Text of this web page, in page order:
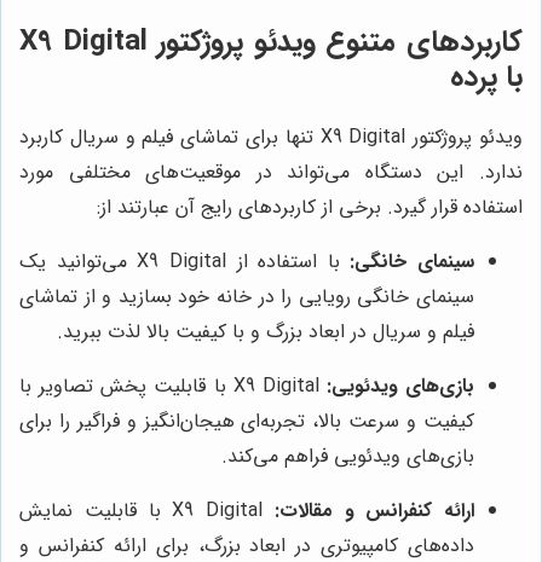
کاربردهای متنوع ویدئو پروژکتور X9 Digital
با پرده
ویدئو پروژکتور X9 Digital تنها برای تماشای فیلم و سریال کاربرد
ندارد. این دستگاه می‌تواند در موقعیت‌های مختلفی مورد
استفاده قرار گیرد. برخی از کاربردهای رایج آن عبارتند از:
سینمای خانگی:
با استفاده از X9 Digital می‌توانید یک
سینمای خانگی رویایی را در خانه خود بسازید و از تماشای
فیلم و سریال در ابعاد بزرگ و با کیفیت بالا لذت ببرید.
بازی‌های ویدئویی:
X9 Digital با قابلیت پخش تصاویر با
کیفیت و سرعت بالا، تجربه‌ای هیجان‌انگیز و فراگیر را برای
بازی‌های ویدئویی فراهم می‌کند.
ارائه کنفرانس و مقالات:
X9 Digital با قابلیت نمایش
داده‌های کامپیوتری در ابعاد بزرگ، برای ارائه کنفرانس و